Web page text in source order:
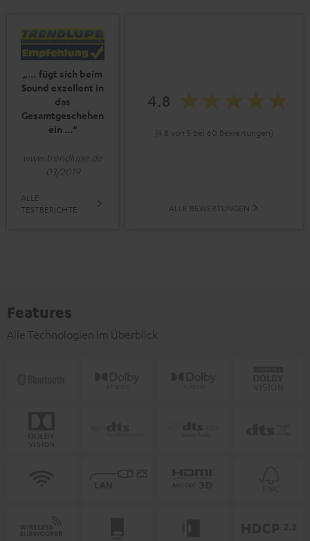
„… fügt sich beim
Sound exzellent in
das
Gesamtgeschehen
ein …“
www.trendlupe.de
03/2019
ALLE
TESTBERICHTE
4.8
(4.8 von 5 bei 60 Bewertungen)
ALLE BEWERTUNGEN
Features
Alle Technologien im Überblick